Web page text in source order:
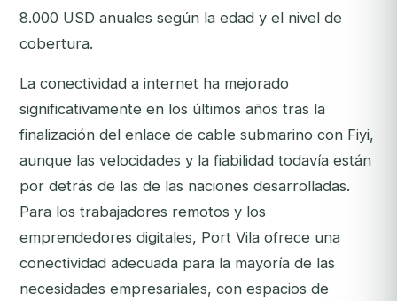
8.000 USD anuales según la edad y el nivel de
cobertura.
La conectividad a internet ha mejorado
significativamente en los últimos años tras la
finalización del enlace de cable submarino con Fiyi,
aunque las velocidades y la fiabilidad todavía están
por detrás de las de las naciones desarrolladas.
Para los trabajadores remotos y los
emprendedores digitales, Port Vila ofrece una
conectividad adecuada para la mayoría de las
necesidades empresariales, con espacios de